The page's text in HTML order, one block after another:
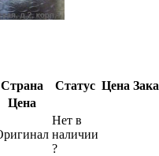
Страна Статус Цена
Цена
Нет в
наличии
?